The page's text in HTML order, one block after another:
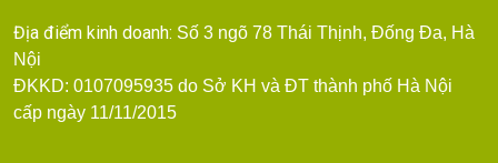
Địa điểm kinh doanh: Số 3 ngõ 78 Thái Thịnh, Đống Đa, Hà
Nội
ĐKKD: 0107095935 do Sở KH và ĐT thành phố Hà Nội
cấp ngày 11/11/2015